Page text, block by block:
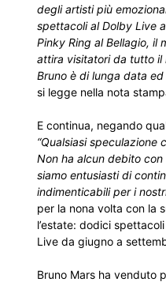
degli artisti più
spettacoli al Dolby Live
Pinky Ring al Bellagio, il
attira visitatori da tutto il
Bruno è di lunga data
si legge nella nota
E continua, negando
“Qualsiasi speculazione
Non ha alcun debito con
siamo entusiasti di
indimenticabili per i
per la nona volta con la
l’estate: dodici
Live da giugno a
Bruno Mars ha venduto